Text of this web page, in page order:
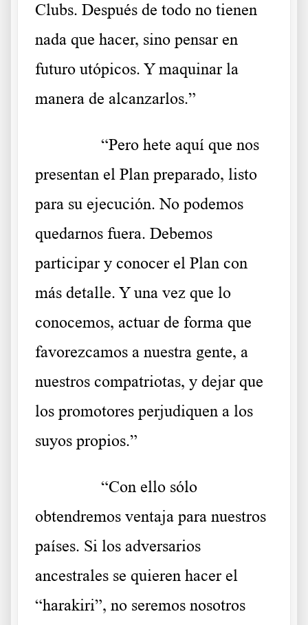
Clubs. Después de todo no tienen
nada que hacer, sino pensar en
futuro utópicos. Y maquinar la
manera de alcanzarlos.”
“Pero hete aquí que nos
presentan el Plan preparado, listo
para su ejecución. No podemos
quedarnos fuera. Debemos
participar y conocer el Plan con
más detalle. Y una vez que lo
conocemos, actuar de forma que
favorezcamos a nuestra gente, a
nuestros compatriotas, y dejar que
los promotores perjudiquen a los
suyos propios.”
“Con ello sólo
obtendremos ventaja para nuestros
países. Si los adversarios
ancestrales se quieren hacer el
“harakiri”, no seremos nosotros